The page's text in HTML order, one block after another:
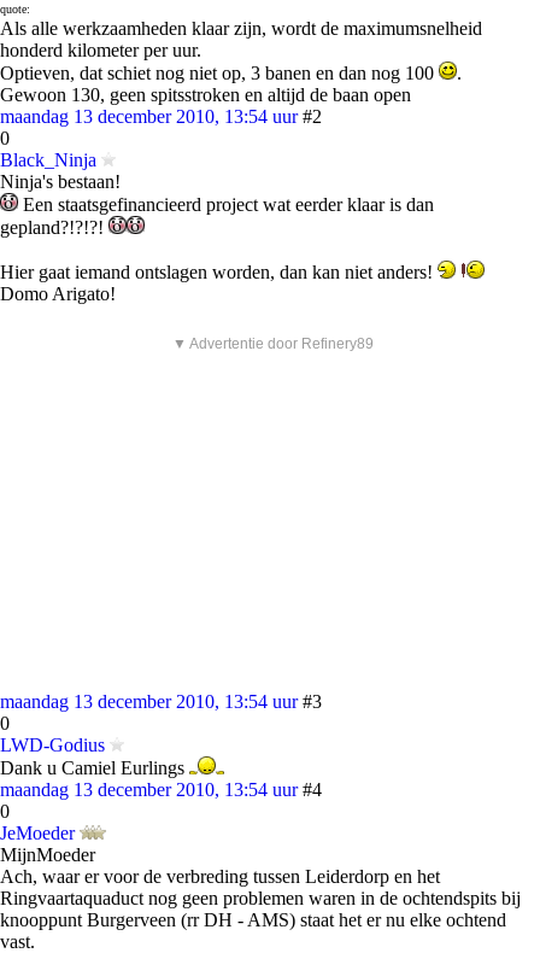
quote:
Als alle werkzaamheden klaar zijn, wordt de maximumsnelheid
honderd kilometer per uur.
Optieven, dat schiet nog niet op, 3 banen en dan nog 100
.
Gewoon 130, geen spitsstroken en altijd de baan open
maandag 13 december 2010, 13:54 uur #2
0
Black_Ninja
Ninja's bestaan!
Een staatsgefinancieerd project wat eerder klaar is dan
gepland?!?!?!
Hier gaat iemand ontslagen worden, dan kan niet anders!
Domo Arigato!
▼ Advertentie door Refinery89
maandag 13 december 2010, 13:54 uur #3
0
LWD-Godius
Dank u Camiel Eurlings
maandag 13 december 2010, 13:54 uur #4
0
JeMoeder
MijnMoeder
Ach, waar er voor de verbreding tussen Leiderdorp en het
Ringvaartaquaduct nog geen problemen waren in de ochtendspits bij
knooppunt Burgerveen (rr DH - AMS) staat het er nu elke ochtend
vast.